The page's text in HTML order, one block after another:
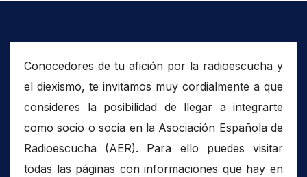
Conocedores de tu afición por la radioescucha y
el diexismo, te invitamos muy cordialmente a que
consideres la posibilidad de llegar a integrarte
como socio o socia en la Asociación Española de
Radioescucha (AER). Para ello puedes visitar
todas las páginas con informaciones que hay en